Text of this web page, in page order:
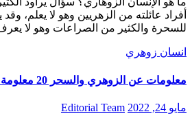
أفراد عائلته من الزهريين وهو لا يعلم،
للسحرة والكثير من الصراعات وهو لا
انسان زوهري
معلومات عن الزوهري والسحر 20 معلومة لا يعرفها الإنسان
مايو 24, 2022 Editorial Team